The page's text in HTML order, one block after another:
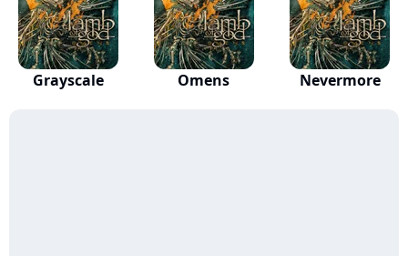
Grayscale Omens Nevermore